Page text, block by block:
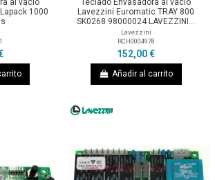
al vacío
1000
Teclado Envasadora al vacío
Lavezzini Euromatic TRAY 800
SK0268 98000024 LAVEZZINI...
Lavezzini
RCH0004978
152,00 €
Añadir al carrito